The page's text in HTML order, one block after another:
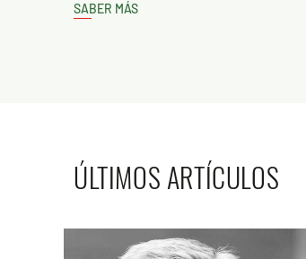
SABER MÁS
ÚLTIMOS ARTÍCULOS